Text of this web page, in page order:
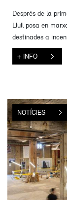
Després de la
Llull posa en
destinades a
+ INFO
NOTÍCIES